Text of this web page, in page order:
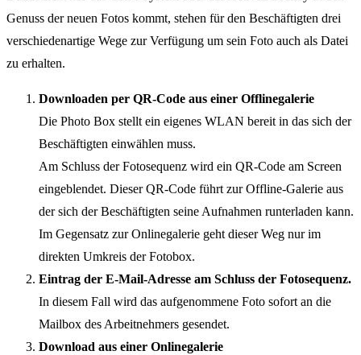
Genuss der neuen Fotos kommt, stehen für den Beschäftigten drei
verschiedenartige Wege zur Verfügung um sein Foto auch als Datei
zu erhalten.
Downloaden per QR-Code aus einer Offlinegalerie
Die Photo Box stellt ein eigenes WLAN bereit in das sich der
Beschäftigten einwählen muss.
Am Schluss der Fotosequenz wird ein QR-Code am Screen
eingeblendet. Dieser QR-Code führt zur Offline-Galerie aus
der sich der Beschäftigten seine Aufnahmen runterladen kann.
Im Gegensatz zur Onlinegalerie geht dieser Weg nur im
direkten Umkreis der Fotobox.
Eintrag der E-Mail-Adresse am Schluss der Fotosequenz.
In diesem Fall wird das aufgenommene Foto sofort an die
Mailbox des Arbeitnehmers gesendet.
Download aus einer Onlinegalerie